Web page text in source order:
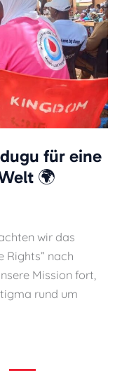
für eine
🌍
wir das
Rights” nach
Mission fort,
rund um